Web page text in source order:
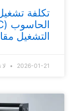
تكلفة
التشغيل
2026-01-21